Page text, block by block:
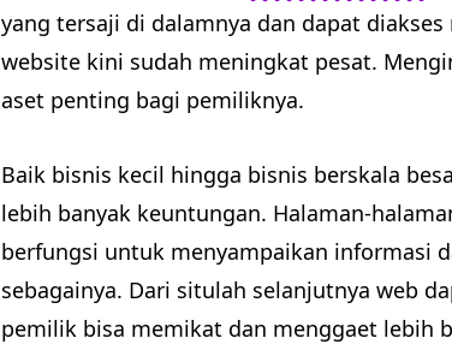
yang tersaji di dalamnya dan dapat
website kini sudah meningkat pesat.
aset penting bagi pemiliknya.
Baik bisnis kecil hingga bisnis berskala
lebih banyak keuntungan. Halaman-
berfungsi untuk menyampaikan informasi
sebagainya. Dari situlah selanjutnya web
pemilik bisa memikat dan menggaet lebih